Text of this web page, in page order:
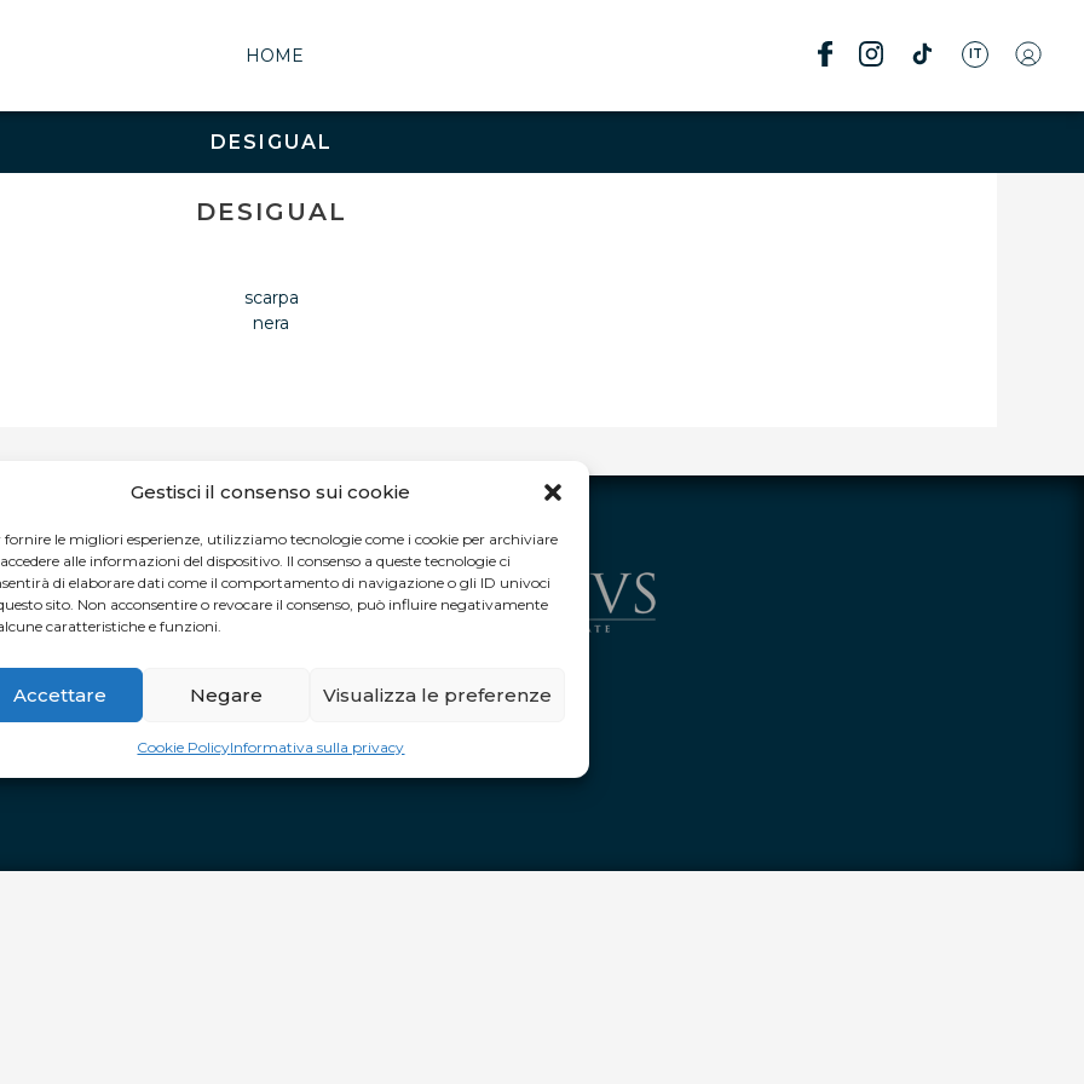
Gestisci il consenso sui cookie
fornire le migliori esperienze, utilizziamo tecnologie come i cookie per archiviare
alle informazioni del dispositivo. Il consenso a queste tecnologie ci
di elaborare dati come il comportamento di navigazione o gli ID univoci
sito. Non acconsentire o revocare il consenso, può influire negativamente
caratteristiche e funzioni.
Accettare Negare Visualizza le preferenze
Cookie PolicyInformativa sulla privacy
HOME IT
DESIGUAL
DESIGUAL
scarpa
nera
ORARI DI APERTURA
TUTTI I GIORNI
APERTURA STRAORDINARIA
Pasqua CHIUSO